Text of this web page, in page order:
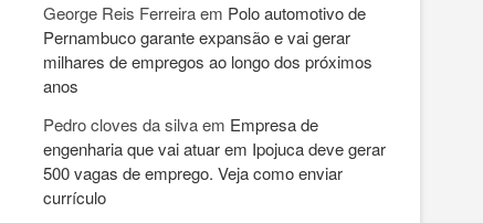
George Reis Ferreiraem Polo automotivo de
Pernambuco garante expansão e vai gerar
milhares de empregos ao longo dos próximos
anos
Pedro cloves da silvaem Empresa de
engenharia que vai atuar em Ipojuca deve gerar
500 vagas de emprego. Veja como enviar
currículo